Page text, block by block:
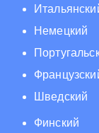
Немецкий
Шведский
Финский